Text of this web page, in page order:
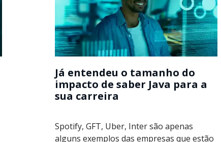
Já entendeu o tamanho do
impacto de saber Java para a
sua carreira
Spotify, GFT, Uber, Inter são apenas
alguns exemplos das empresas que estão